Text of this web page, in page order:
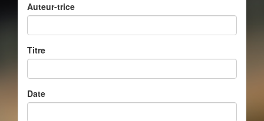
Auteur-trice
Titre
Date